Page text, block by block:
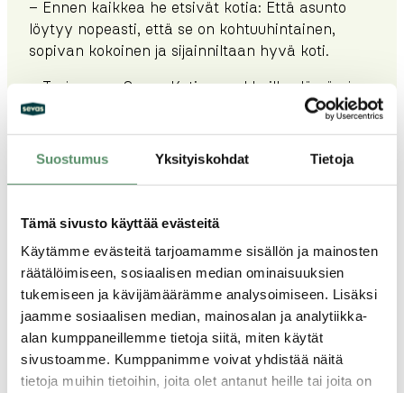
Suostumus Yksityiskohdat Tietoja
Tämä sivusto käyttää evästeitä
Käytämme evästeitä tarjoamamme sisällön ja mainosten
räätälöimiseen, sosiaalisen median ominaisuuksien
tukemiseen ja kävijämäärämme analysoimiseen. Lisäksi
jaamme sosiaalisen median, mainosalan ja analytiikka-
alan kumppaneillemme tietoja siitä, miten käytät
sivustoamme. Kumppanimme voivat yhdistää näitä
tietoja muihin tietoihin, joita olet antanut heille tai joita on
– Ennen kaikkea he etsivät kotia: Että asunto
löytyy nopeasti, että se on kohtuuhintainen,
sopivan kokoinen ja sijainniltaan hyvä koti.
– Tarjoamme Sevas Kotien asukkaille elämän ja
asumisen sujuvuutta ja turvaa.
Helppo asiointi ja toimiva arki
Toimiva asiakaspalvelu
Vikailmoitusten nopea hoito
Kiinteistöhuolto
Selkeä viestintä
Digipalvelut
Joustavat muutokset (esimerkiksi muutto:
irtisanomisaika 1 kalenterikuukausi)